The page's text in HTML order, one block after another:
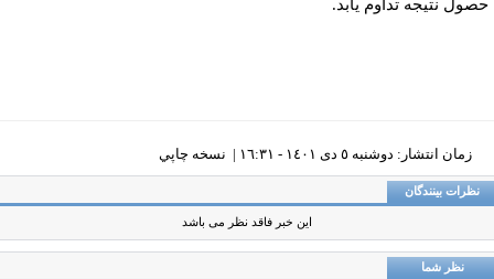
نتیجه تداوم یابد.
زمان انتشار: دوشنبه ٥ دی ١٤٠١ - ١٦:٣١ | نسخه چاپي
بینندگان
این خبر فاقد نظر می باشد
نظر شما